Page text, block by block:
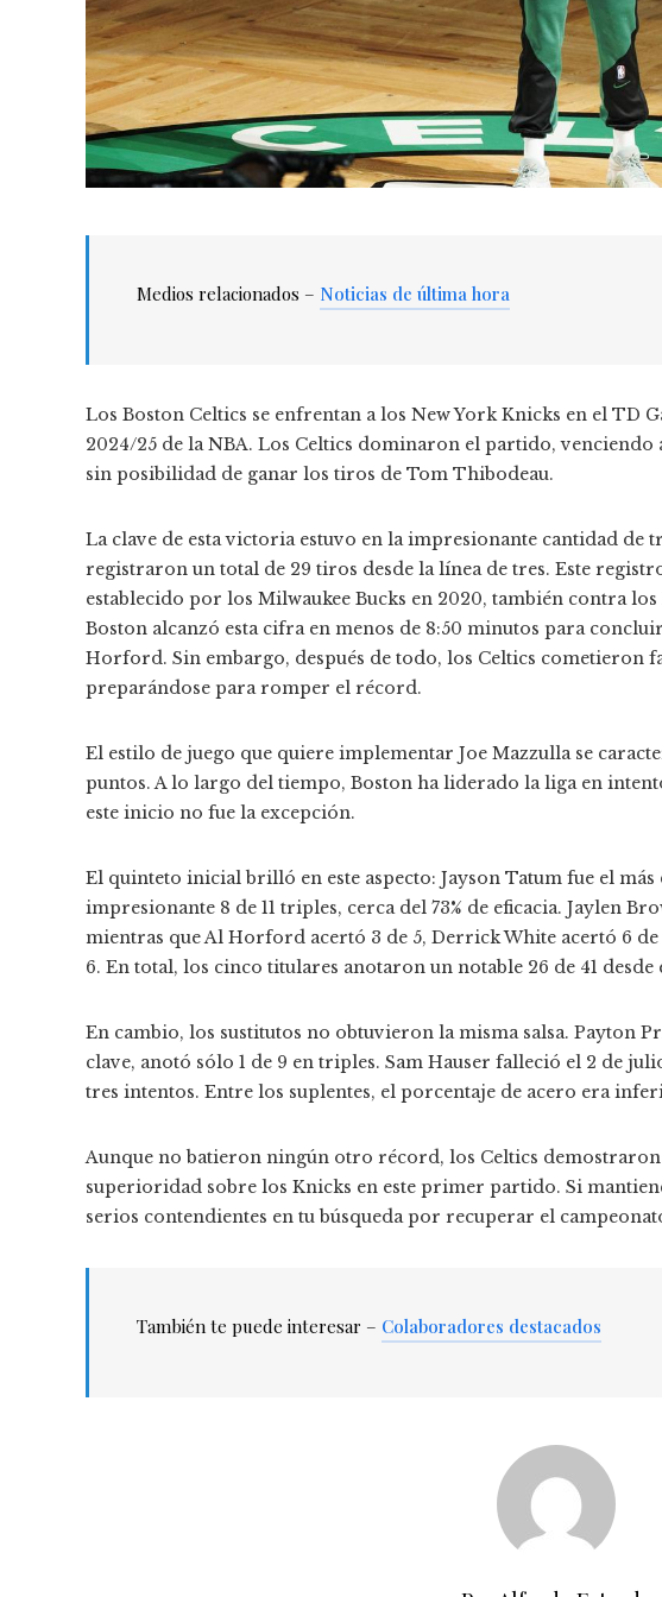
Medios relacionados – Noticias de última hora
Los Boston Celtics se enfrentan a los New York Knicks en el TD
2024/25 de la NBA. Los Celtics dominaron el partido, venciendo
sin posibilidad de ganar los tiros de Tom Thibodeau.
La clave de esta victoria estuvo en la impresionante cantidad de
registraron un total de 29 tiros desde la línea de tres. Este
establecido por los Milwaukee Bucks en 2020, también contra
Boston alcanzó esta cifra en menos de 8:50 minutos para
Horford. Sin embargo, después de todo, los Celtics cometieron
preparándose para romper el récord.
El estilo de juego que quiere implementar Joe Mazzulla se
puntos. A lo largo del tiempo, Boston ha liderado la liga en
este inicio no fue la excepción.
El quinteto inicial brilló en este aspecto: Jayson Tatum fue el más
impresionante 8 de 11 triples, cerca del 73% de eficacia. Jaylen
mientras que Al Horford acertó 3 de 5, Derrick White acertó 6
6. En total, los cinco titulares anotaron un notable 26 de 41 desde
En cambio, los sustitutos no obtuvieron la misma salsa. Payton
clave, anotó sólo 1 de 9 en triples. Sam Hauser falleció el 2 de
tres intentos. Entre los suplentes, el porcentaje de acero era
Aunque no batieron ningún otro récord, los Celtics
superioridad sobre los Knicks en este primer partido. Si
serios contendientes en tu búsqueda por recuperar el
También te puede interesar – Colaboradores destacados